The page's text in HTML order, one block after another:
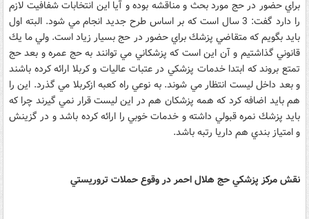
براي حضور در حج مورد بحث و مناقشه بوده و آيا اين انتخابات شفافيت لازم
را دارد گفت: 3 سال است كه بر اساس طرح جديد انجام مي شود. البته اول
بايد بگويم كه متقاضي پزشك براي حضور در حج بسيار زياد است. ولي ما يك
قانوني گذاشتيم و آن اين است كه پزشكاني مي توانند به حج عمره و بعد حج
تمتع بروند كه ابتدا خدمات پزشكي در عتبات عاليات و كربلا ارائه كرده باشند
و بعد داخل ليست انتظار مي شوند. به نوعي راه كعبه ازكربلا مي گذرد. اين را
هم بايد اضافه كرد كه همه پزشكان هم در اين ليست قرار نمي گيرند چرا كه
بايد پزشك نمره قبولي داشته و خدمات خوبي را ارائه كرده باشد و در گزينش
و امتياز بندي هم داريا رتبه باشد.
نقش مركز پزشكي حج هلال احمر در وقوع حملات تروريستي